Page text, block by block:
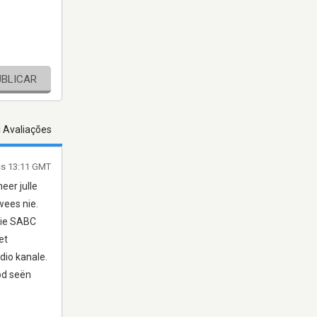
Avaliações
julle
nie.
SABC
kanale.
seën
13:11 GMT